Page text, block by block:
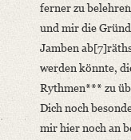
ferner zu
und mir die
Jamben
werden könnte,
Rythmen*** zu
Dich noch
mir hier noch an